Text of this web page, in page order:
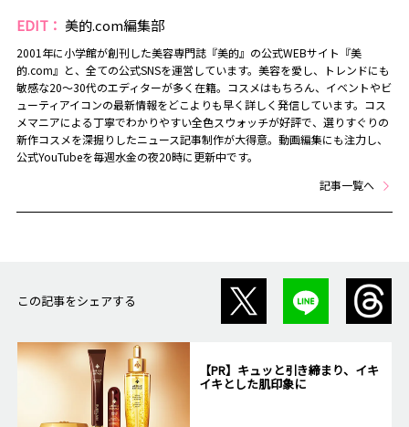
EDIT： 美的.com編集部
2001年に小学館が創刊した美容専門誌『美的』の公式WEBサイト『美
的.com』と、全ての公式SNSを運営しています。美容を愛し、トレンドにも
敏感な20～30代のエディターが多く在籍。コスメはもちろん、イベントやビ
ューティアイコンの最新情報をどこよりも早く詳しく発信しています。コス
メマニアによる丁寧でわかりやすい全色スウォッチが好評で、選りすぐりの
新作コスメを深掘りしたニュース記事制作が大得意。動画編集にも注力し、
公式YouTubeを毎週水金の夜20時に更新中です。
記事一覧へ
この記事をシェアする
【PR】キュッと引き締まり、イキ
イキとした肌印象に